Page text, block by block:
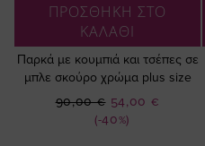
ΠΡΟΣΘΗΚΗ ΣΤΟ
ΚΑΛΑΘΙ
Παρκά με κουμπιά και τσέπες σε
μπλε σκούρο χρώμα plus size
(-40%)
Ειδική
Τιμή
54,00 €
90,00 €